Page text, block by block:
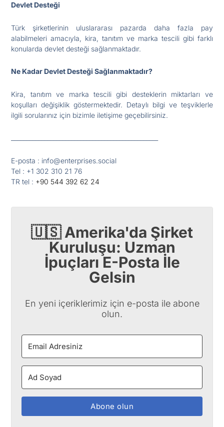
Devlet Desteği
Türk şirketlerinin uluslararası pazarda daha fazla pay
alabilmeleri amacıyla, kira, tanıtım ve marka tescili gibi farklı
konularda devlet desteği sağlanmaktadır.
Ne Kadar Devlet Desteği Sağlanmaktadır?
Kira, tanıtım ve marka tescili gibi desteklerin miktarları ve
koşulları değişiklik göstermektedir. Detaylı bilgi ve teşviklerle
ilgili sorularınız için bizimle iletişime geçebilirsiniz.​
E-posta : info@enterprises.social
Tel : +1 302 310 21 76
TR tel : +90 544 392 62 24
🇺🇸 Amerika'da Şirket
Kuruluşu: Uzman
İpuçları E-Posta İle
Gelsin
En yeni içeriklerimiz için e-posta ile abone
olun.
Abone olun